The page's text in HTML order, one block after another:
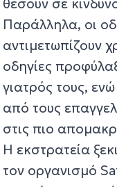
Παράλληλα, οι
αντιμετωπίζουν
οδηγίες
γιατρός τους,
από τους
στις πιο
Η εκστρατεία
τον οργανισμό